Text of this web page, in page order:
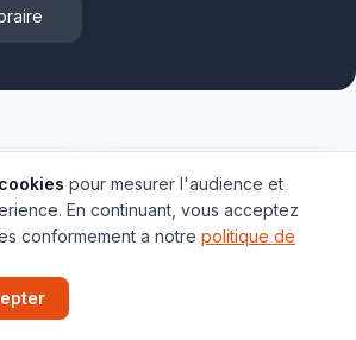
4000+
Villes
pour mesurer l'audience et
En continuant, vous acceptez
conformement a notre politique de